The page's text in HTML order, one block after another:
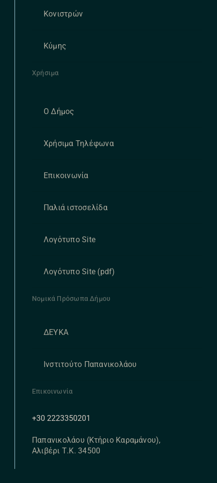
Κονιστρών
Κύμης
Χρήσιμα
Ο Δήμος
Χρήσιμα Τηλέφωνα
Επικοινωνία
Παλιά ιστοσελίδα
Λογότυπο Site
Λογότυπο Site (pdf)
Νομικά Πρόσωπα Δήμου
ΔΕΥΚΑ
Ινστιτούτο Παπανικολάου
Επικοινωνία
+30 2223350201
Παπανικολάου (Κτήριο Καραμάνου),
Αλιβέρι Τ.Κ. 34500